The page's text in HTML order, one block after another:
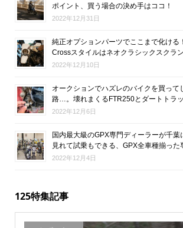
ポイント、買う場合の決め手はココ！
2022年12月31日
純正オプションパーツでここまで化け
Crossスタイルはネオクラシックスクラ
2022年12月10日
オークションでハズレのバイクを買って
路…。壊れまくるFTR250とダートトラ
2022年12月6日
国内最大級のGPX専門ディーラーが千葉
見れて試乗もできる、GPX全車種揃った
2022年12月4日
125特集記事